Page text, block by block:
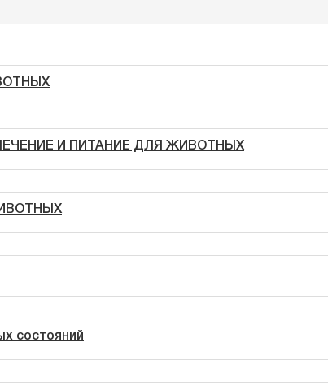
И ПИТАНИЕ ДЛЯ ЖИВОТНЫХ
состояний